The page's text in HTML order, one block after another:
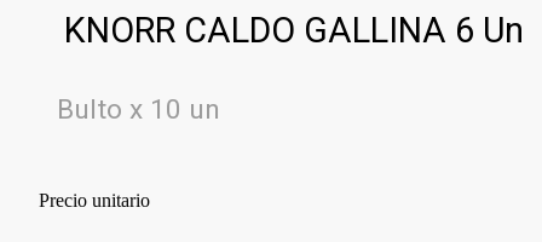
KNORR CALDO GALLINA 6 Un
Bulto x 10 un
Precio unitario